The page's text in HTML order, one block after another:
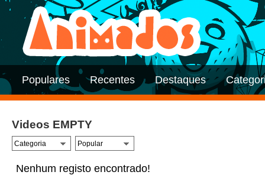
Populares Recentes Destaques
Videos EMPTY
Nenhum registo encontrado!